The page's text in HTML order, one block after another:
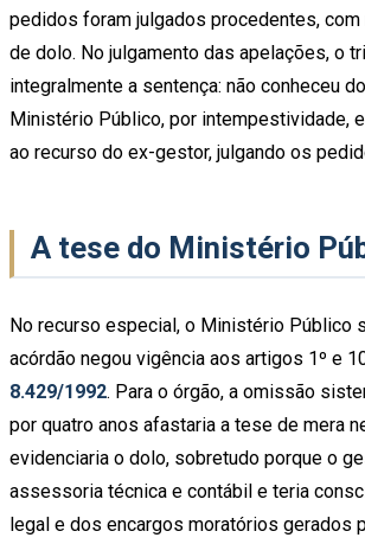
pedidos foram julgados procedentes,
de dolo. No julgamento das apelações, o
integralmente a sentença: não conheceu
Ministério Público, por intempestividade,
ao recurso do ex-gestor, julgando os
A tese do Ministério
No recurso especial, o Ministério Público
acórdão negou vigência aos artigos 1º e
8.429/1992. Para o órgão, a omissão
por quatro anos afastaria a tese de mera
evidenciaria o dolo, sobretudo porque o
assessoria técnica e contábil e teria
legal e dos encargos moratórios gerados